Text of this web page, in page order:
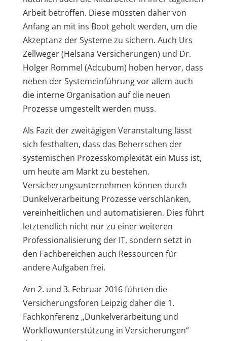
Arbeit betroffen. Diese müssten daher von
Anfang an mit ins Boot geholt werden, um die
Akzeptanz der Systeme zu sichern. Auch Urs
Zellweger (Helsana Versicherungen) und Dr.
Holger Rommel (Adcubum) hoben hervor, dass
neben der Systemeinführung vor allem auch
die interne Organisation auf die neuen
Prozesse umgestellt werden muss.
Als Fazit der zweitägigen Veranstaltung lässt
sich festhalten, dass das Beherrschen der
systemischen Prozesskomplexität ein Muss ist,
um heute am Markt zu bestehen.
Versicherungsunternehmen können durch
Dunkelverarbeitung Prozesse verschlanken,
vereinheitlichen und automatisieren. Dies führt
letztendlich nicht nur zu einer weiteren
Professionalisierung der IT, sondern setzt in
den Fachbereichen auch Ressourcen für
andere Aufgaben frei.
Am 2. und 3. Februar 2016 führten die
Versicherungsforen Leipzig daher die 1.
Fachkonferenz „Dunkelverarbeitung und
Workflowunterstützung in Versicherungen“